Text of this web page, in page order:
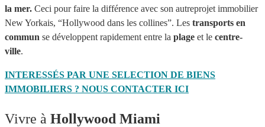
la mer. Ceci pour faire la différence avec son autreprojet immobilier
New Yorkais, “Hollywood dans les collines”. Les transports en
commun se développent rapidement entre la plage et le centre-
ville.
INTERESSÉS PAR UNE SELECTION DE BIENS
IMMOBILIERS ? NOUS CONTACTER ICI
Vivre à Hollywood Miami